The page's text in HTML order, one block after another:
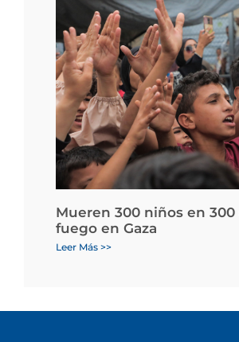
Mueren 300 niños en
fuego en Gaza
Leer Más >>